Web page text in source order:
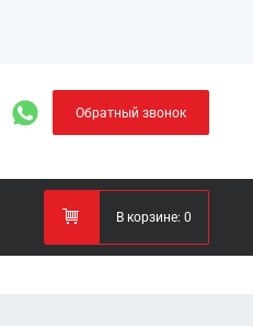
Обратный звонок
В корзине: 0